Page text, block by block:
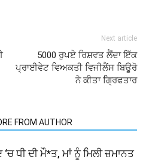
Next article
5000 ਰੁਪਏ ਰਿਸ਼ਵਤ ਲੈਂਦਾ ਇੱਕ
ਪ੍ਰਾਈਵੇਟ ਵਿਅਕਤੀ ਵਿਜੀਲੈਂਸ ਬਿਊਰੋ
ਨੇ ਕੀਤਾ ਗ੍ਰਿਫਤਾਰ
FROM AUTHOR
ਧੀ ਦੀ ਮੌ*ਤ, ਮਾਂ ਨੂੰ ਮਿਲੀ ਜ਼ਮਾਨਤ